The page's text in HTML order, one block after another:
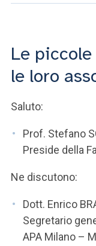
Le
le loro
Saluto:
Prof. Stefano
Preside della
Ne discutono:
Dott. Enrico
Segretario
APA Milano –